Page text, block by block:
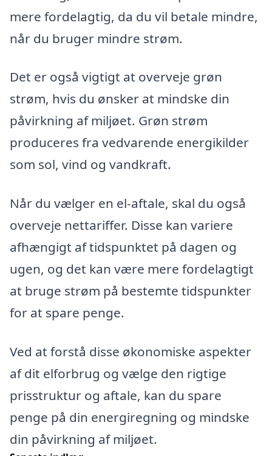
mere fordelagtig, da du vil betale mindre,
når du bruger mindre strøm.
Det er også vigtigt at overveje grøn
strøm, hvis du ønsker at mindske din
påvirkning af miljøet. Grøn strøm
produceres fra vedvarende energikilder
som sol, vind og vandkraft.
Når du vælger en el-aftale, skal du også
overveje nettariffer. Disse kan variere
afhængigt af tidspunktet på dagen og
ugen, og det kan være mere fordelagtigt
at bruge strøm på bestemte tidspunkter
for at spare penge.
Ved at forstå disse økonomiske aspekter
af dit elforbrug og vælge den rigtige
prisstruktur og aftale, kan du spare
penge på din energiregning og mindske
din påvirkning af miljøet.